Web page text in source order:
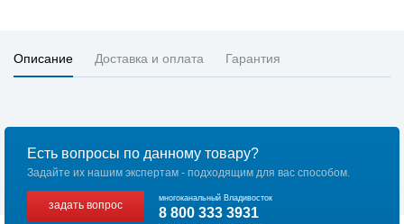
Описание Доставка и оплата Гарантия
Есть вопросы по данному товару?
Задайте их нашим экспертам - подходящим для вас способом.
задать вопрос
многоканальный Владивосток
8 800 333 3931